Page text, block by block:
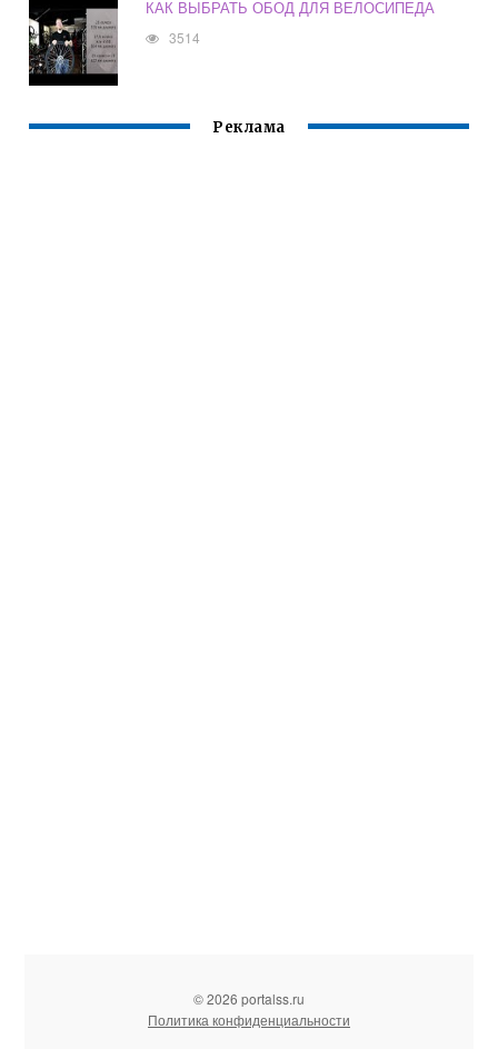
КАК ВЫБРАТЬ ОБОД ДЛЯ ВЕЛОСИПЕДА
3514
Реклама
© 2026 portalss.ru
Политика конфиденциальности